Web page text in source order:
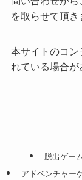
を取らせて頂き
本サイトのコン
れている場合が
脱出ゲー
アドベンチャー